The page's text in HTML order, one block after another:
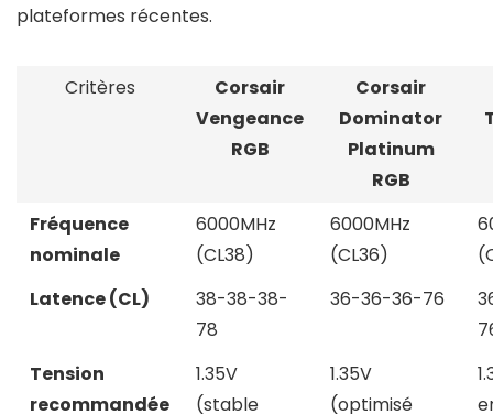
plateformes récentes.
Critères
Corsair
Vengeance
RGB
Corsair
Dominator
Platinum
RGB
Fréquence
nominale
6000MHz
(CL38)
6000MHz
(CL36)
Latence (CL)
38-38-38-
78
36-36-36-76
Tension
recommandée
1.35V
(stable
1.35V
(optimisé